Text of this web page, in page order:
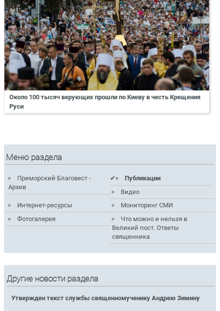
Около 100 тысяч верующих прошли по Киеву в честь Крещения
Руси
Меню раздела
Приморский Благовест -
Архив
Публикации
Видео
Интернет-ресурсы
Мониторинг СМИ
Фотогалерея
Что можно и нельзя в
Великий пост. Ответы
священника
Другие новости раздела
Утвержден текст службы священномученику Андрею Зимину